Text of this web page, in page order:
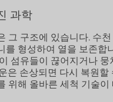
과학
그 구조에 있습니다. 수
를 형성하여 열을 보존합
섬유들이 끊어지거나 뭉
은 손상되면 다시 복원할
위해 올바른 세척 기술이